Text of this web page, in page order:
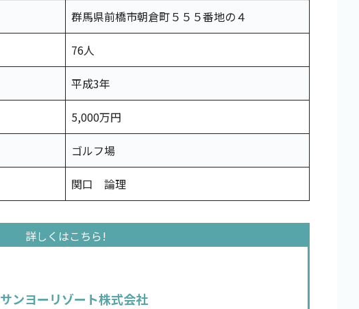
群馬県前橋市朝倉町５５５番地の４
76人
平成3年
5,000万円
ゴルフ場
関口 論理
サンヨーリゾート株式会社